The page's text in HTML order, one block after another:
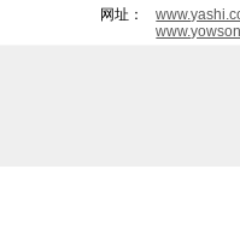
网址：